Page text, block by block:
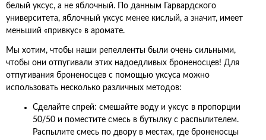
белый уксус, а не яблочный. По данным Гарвардского
университета, яблочный уксус менее кислый, а значит, имеет
меньший «привкус» в аромате.
Мы хотим, чтобы наши репелленты были очень сильными,
чтобы они отпугивали этих надоедливых броненосцев! Для
отпугивания броненосцев с помощью уксуса можно
использовать несколько различных методов:
Сделайте спрей: смешайте воду и уксус в пропорции
50/50 и поместите смесь в бутылку с распылителем.
Распылите смесь по двору в местах, где броненосцы